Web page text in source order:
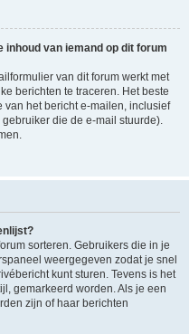
inhoud van iemand op dit forum
van dit forum werkt met
berichten te traceren. Het beste
het bericht e-mailen, inclusief
die de e-mail stuurde).
sorteren. Gebruikers die in je
weergegeven zodat je snel
kunt sturen. Tevens is het
gemarkeerd worden. Als je een
zijn of haar berichten